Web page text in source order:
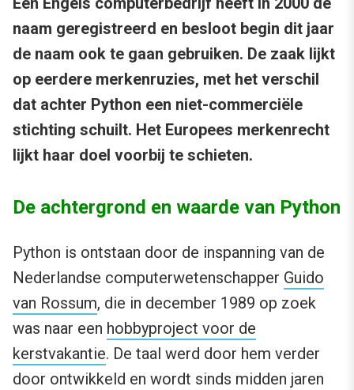
naam geregistreerd en besloot begin dit jaar
de naam ook te gaan gebruiken. De zaak lijkt
op eerdere merkenruzies, met het verschil
dat achter Python een niet-commerciële
stichting schuilt. Het Europees merkenrecht
lijkt haar doel voorbij te schieten.
De achtergrond en waarde van Python
Python is ontstaan door de inspanning van de
Nederlandse computerwetenschapper Guido
van Rossum, die in december 1989 op zoek
was naar een hobbyproject voor de
kerstvakantie. De taal werd door hem verder
door ontwikkeld en wordt sinds midden jaren